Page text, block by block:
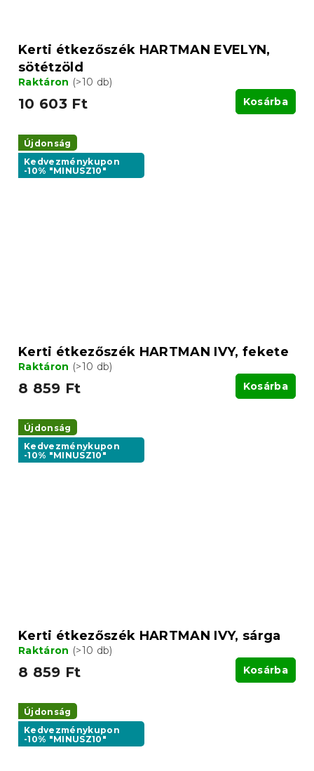
Kerti étkezőszék HARTMAN EVELYN,
sötétzöld
Raktáron (>10 db)
10 603 Ft Kosárba
Újdonság
Kedvezménykupon
-10% "MINUSZ10"
Kerti étkezőszék HARTMAN IVY, fekete
Raktáron (>10 db)
8 859 Ft Kosárba
Újdonság
Kedvezménykupon
-10% "MINUSZ10"
Kerti étkezőszék HARTMAN IVY, sárga
Raktáron (>10 db)
8 859 Ft Kosárba
Újdonság
Kedvezménykupon
-10% "MINUSZ10"